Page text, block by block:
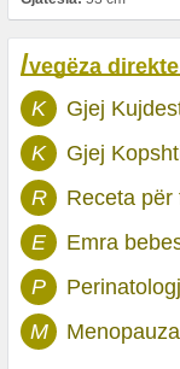
/vegëza direkte
K
Gjej
K
Gjej
R
Receta për
E
Emra
P
M
Menopauza